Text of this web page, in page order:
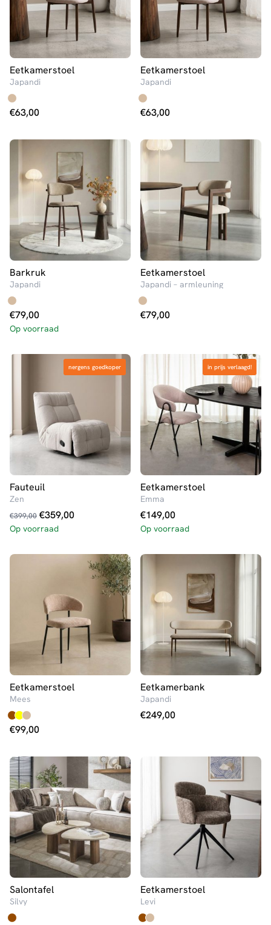
Eetkamerstoel
Japandi
€63,00
Eetkamerstoel
Japandi
€63,00
Barkruk
Japandi
€79,00
Op voorraad
Eetkamerstoel
Japandi – armleuning
€79,00
nergens goedkoper
nergens goedkoper
Fauteuil
Zen
€399,00
Oorspronkelijke
prijs
€399,00.
€359,00
Huidige
prijs
€359,00.
Op voorraad
in prijs verlaagd!
in prijs verlaagd!
Eetkamerstoel
Emma
€149,00
Op voorraad
Eetkamerstoel
Mees
€99,00
Eetkamerbank
Japandi
€249,00
Salontafel
Silvy
Eetkamerstoel
Levi